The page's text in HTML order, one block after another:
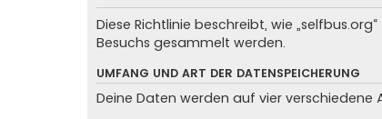
Diese Richtlinie beschreibt, wie
Besuchs gesammelt werden.
UMFANG UND ART DER DATENSPEICHERUNG
Deine Daten werden auf vier verschiedene